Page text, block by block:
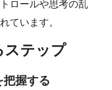
ロールや思考の乱
ています。
ステップ
把握する